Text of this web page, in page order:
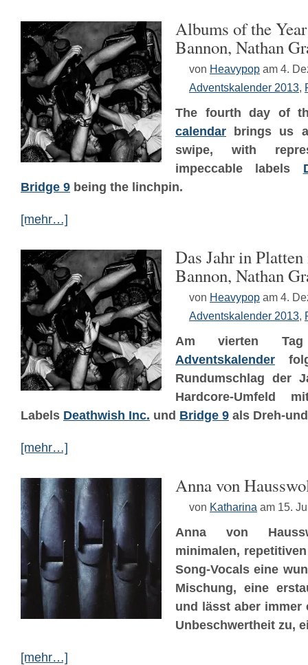
Albums of the
Bannon, Nathan
von Heavypop am 4.
Adventskalender 2013,
The fourth day of
calendar brings us
swipe, with
impeccable labels
Bridge 9 being the linchpin.
[mehr…]
Das Jahr in
Bannon, Nathan
von Heavypop am 4.
Adventskalender 2013,
Am vierten
Adventskalender
Rundumschlag der
Hardcore-Umfeld
Labels Deathwish Inc. und Bridge 9 als Dreh-
[mehr…]
Anna von
von Katharina am 15.
Anna von
minimalen,
Song-Vocals eine
Mischung, eine
und lässt aber
Unbeschwertheit zu,
[mehr…]